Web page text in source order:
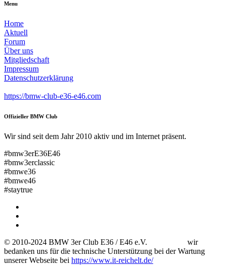
Menu
Home
Aktuell
Forum
Über uns
Mitgliedschaft
Impressum
Datenschutzerklärung
https://bmw-club-e36-e46.com
Offizieller BMW Club
Wir sind seit dem Jahr 2010 aktiv und im Internet präsent.
#bmw3erE36E46
#bmw3erclassic
#bmwe36
#bmwe46
#staytrue
© 2010-2024 BMW 3er Club E36 / E46 e.V. wir
bedanken uns für die technische Unterstützung bei der Wartung
unserer Webseite bei https://www.it-reichelt.de/